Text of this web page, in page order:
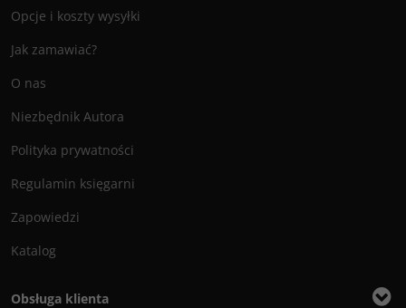
Opcje i koszty wysyłki
Jak zamawiać?
O nas
Niezbędnik Autora
Polityka prywatności
Regulamin księgarni
Zapowiedzi
Katalog
Obsługa klienta